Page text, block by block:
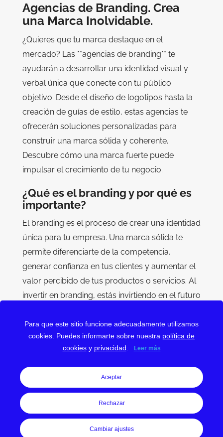
Agencias de Branding. Crea
una Marca Inolvidable.
¿Quieres que tu marca destaque en el
mercado? Las **agencias de branding** te
ayudarán a desarrollar una identidad visual y
verbal única que conecte con tu público
objetivo. Desde el diseño de logotipos hasta la
creación de guías de estilo, estas agencias te
ofrecerán soluciones personalizadas para
construir una marca sólida y coherente.
Descubre cómo una marca fuerte puede
impulsar el crecimiento de tu negocio.
¿Qué es el branding y por qué es
importante?
El branding es el proceso de crear una identidad
única para tu empresa. Una marca sólida te
permite diferenciarte de la competencia,
generar confianza en tus clientes y aumentar el
valor percibido de tus productos o servicios. Al
invertir en branding, estás invirtiendo en el futuro
¿Estás buscando una agencia de branding para
impulsar tu marca? En esta sección encontrarás
marcas memorables.¡Contacta con ellas para
solicitar un presupuesto y comenzar tu
Para que este sitio funcione adecuadamente utilizamos
cookies. Puedes informarte sobre nuestra política de
cookiesy privacidad Leer más
Aceptar
Rechazar
Cambiar ajustes